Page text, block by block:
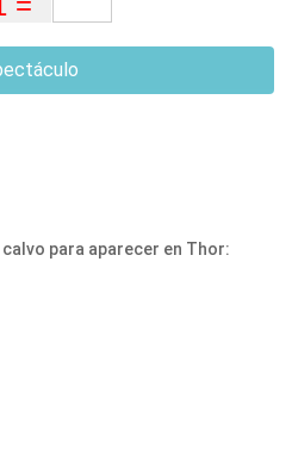
para aparecer en Thor: